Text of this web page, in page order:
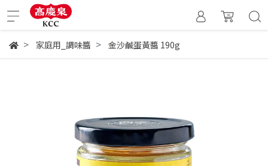
家庭用_調味醬 金沙鹹蛋黃醬 190g